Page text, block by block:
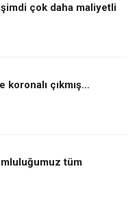
çok daha maliyetli
koronalı çıkmış…
tüm